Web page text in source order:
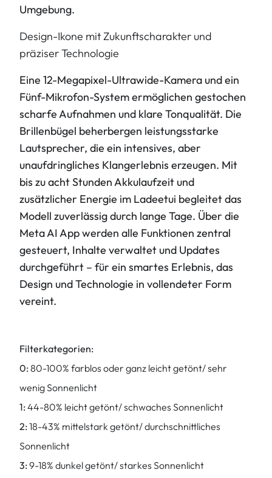
Umgebung.
Design-Ikone mit Zukunftscharakter und
präziser Technologie
Eine 12-Megapixel-Ultrawide-Kamera und ein
Fünf-Mikrofon-System ermöglichen gestochen
scharfe Aufnahmen und klare Tonqualität. Die
Brillenbügel beherbergen leistungsstarke
Lautsprecher, die ein intensives, aber
unaufdringliches Klangerlebnis erzeugen. Mit
bis zu acht Stunden Akkulaufzeit und
zusätzlicher Energie im Ladeetui begleitet das
Modell zuverlässig durch lange Tage. Über die
Meta AI App werden alle Funktionen zentral
gesteuert, Inhalte verwaltet und Updates
durchgeführt – für ein smartes Erlebnis, das
Design und Technologie in vollendeter Form
vereint.
Filterkategorien:
0: 80-100% farblos oder ganz leicht getönt/ sehr
wenig Sonnenlicht
1: 44-80% leicht getönt/ schwaches Sonnenlicht
2: 18-43% mittelstark getönt/ durchschnittliches
Sonnenlicht
3: 9-18% dunkel getönt/ starkes Sonnenlicht